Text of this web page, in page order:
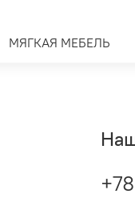
МЯГКАЯ МЕБЕЛЬ